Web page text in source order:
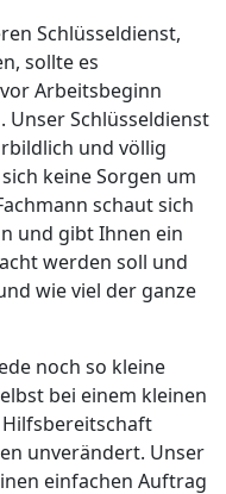
Schlüsseldienst,
sollte es
Arbeitsbeginn
Schlüsseldienst
und völlig
keine Sorgen um
schaut sich
und gibt Ihnen ein
werden soll und
wie viel der ganze
noch so kleine
bei einem kleinen
unverändert. Unser
einfachen Auftrag